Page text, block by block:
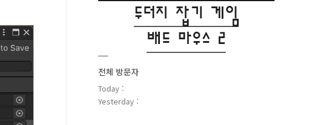
전체 방문자
Today :
Yesterday :